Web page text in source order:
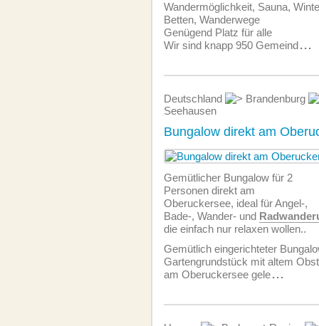
Wandermöglichkeit, Sauna,
Betten, Wanderwege
Genügend Platz für alle
Wir sind knapp 950 Gemeind...
Deutschland
Brandenburg
Seehausen
Bungalow direkt am
Gemütlicher Bungalow für 2
Personen direkt am
Oberuckersee, ideal für Angel-,
Bade-, Wander- und
die einfach nur relaxen wollen..
Gemütlich eingerichteter
Gartengrundstück mit altem
am Oberuckersee gele...